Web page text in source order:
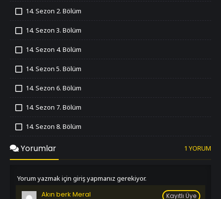
14. Sezon 2. Bölüm
14. Sezon 3. Bölüm
14. Sezon 4. Bölüm
14. Sezon 5. Bölüm
14. Sezon 6. Bölüm
14. Sezon 7. Bölüm
14. Sezon 8. Bölüm
İzledim
14. Sezon 9. Bölüm
İzledim
14. Sezon 11. Bölüm
Yorumlar 1 YORUM
Yorum yazmak için giriş yapmanız gerekiyor.
Akın berk Meral
Kayıtlı Üye